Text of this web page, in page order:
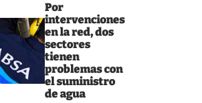
Por
intervenciones
en la red, dos
sectores
tienen
problemas con
el suministro
de agua